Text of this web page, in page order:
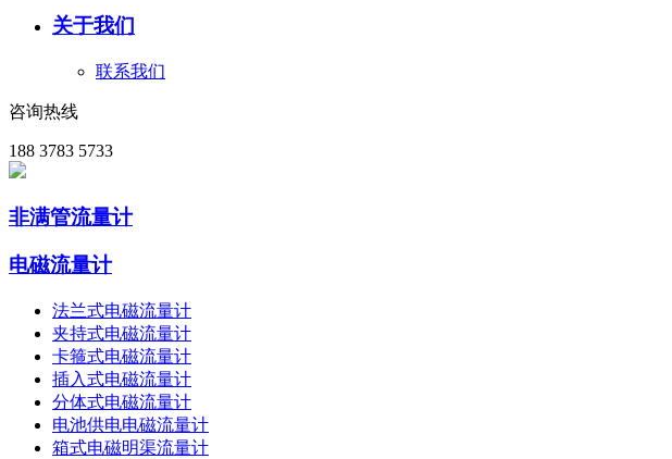
关于我们
联系我们
咨询热线
188 3783 5733
非满管流量计
电磁流量计
法兰式电磁流量计
夹持式电磁流量计
卡箍式电磁流量计
插入式电磁流量计
分体式电磁流量计
电池供电电磁流量计
箱式电磁明渠流量计